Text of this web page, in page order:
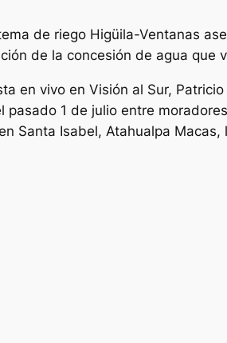
de riego Higüila-Ventanas
de la concesión de agua que
en vivo en Visión al Sur,
pasado 1 de julio entre
Santa Isabel, Atahualpa